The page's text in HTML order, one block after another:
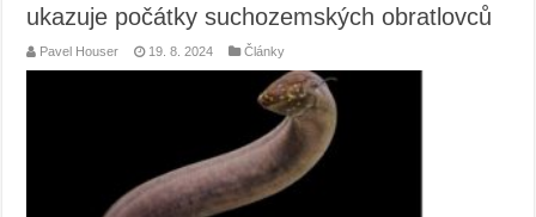
ukazuje počátky suchozemských obratlovců
Pavel Houser 19. 8. 2024 Články